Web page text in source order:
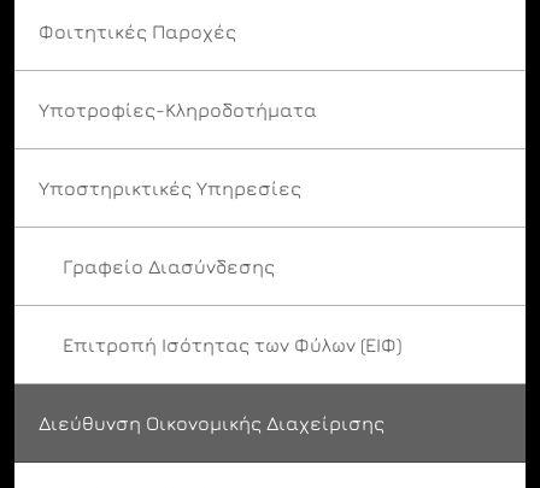
Φοιτητικές Παροχές
Υποτροφίες-Κληροδοτήματα
Υποστηρικτικές Υπηρεσίες
Γραφείο Διασύνδεσης
Επιτροπή Ισότητας των Φύλων (ΕΙΦ)
Διεύθυνση Οικονομικής Διαχείρισης